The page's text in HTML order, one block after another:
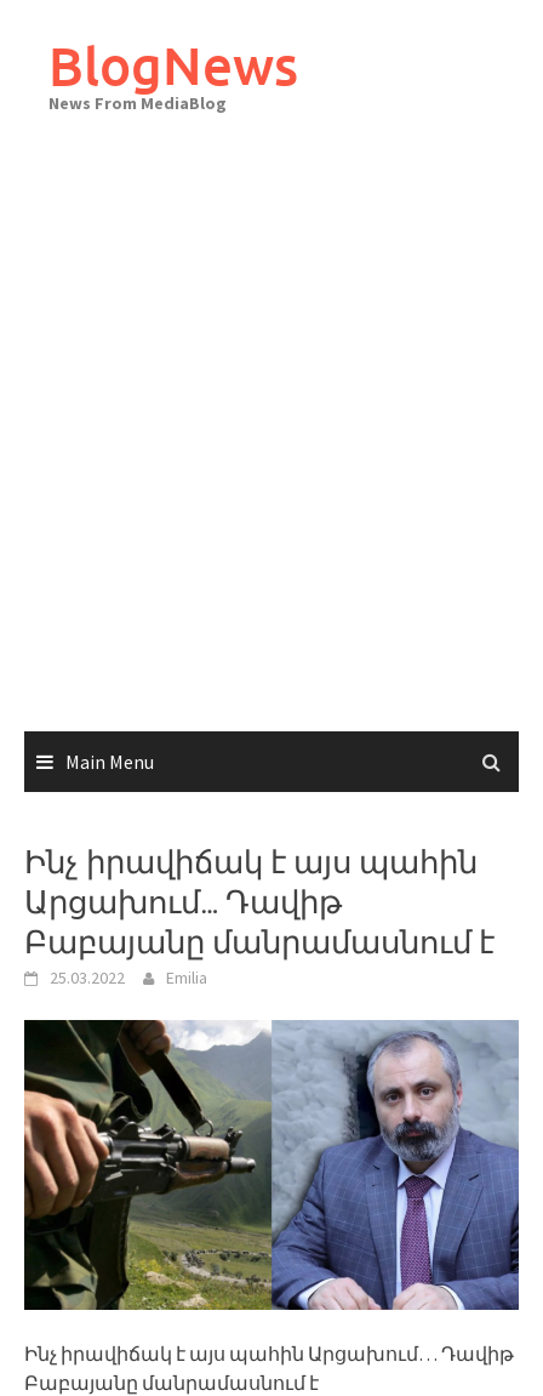
contentBlogNews
News From MediaBlog
Main Menu
Ինչ իրավիճակ է այս պահին
Արցախում… Դավիթ
Բաբայանը մանրամասնում է
25.03.2022 Emilia
Ինչ իրավիճակ է այս պահին Արցախում… Դավիթ
Բաբայանը մանրամասնում է